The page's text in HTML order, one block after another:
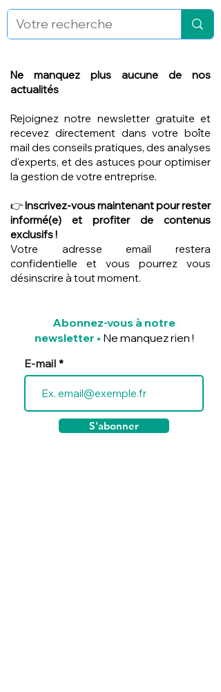
Ne manquez plus aucune de nos
actualités
Rejoignez notre newsletter gratuite et
recevez directement dans votre boîte
mail des conseils pratiques, des analyses
d'experts, et des astuces pour optimiser
la gestion de votre entreprise.
👉Inscrivez-vous maintenant pour rester
informé(e) et profiter de contenus
exclusifs !
Votre adresse email restera
confidentielle et vous pourrez vous
désinscrire à tout moment.
Abonnez-vous à notre
newsletter • Ne manquez rien !
E-mail
S'abonner